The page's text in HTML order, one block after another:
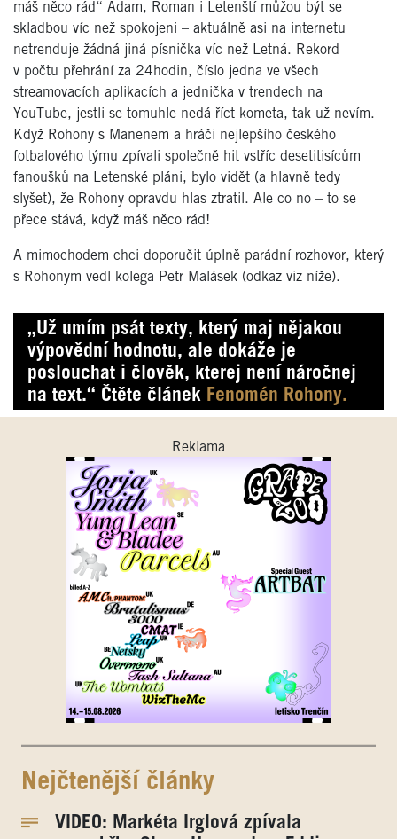
máš něco rád“ Adam, Roman i Letenští můžou být se
skladbou víc než spokojeni – aktuálně asi na internetu
netrenduje žádná jiná písnička víc než Letná. Rekord
v počtu přehrání za 24hodin, číslo jedna ve všech
streamovacích aplikacích a jednička v trendech na
YouTube, jestli se tomuhle nedá říct kometa, tak už nevím.
Když Rohony s Manenem a hráči nejlepšího českého
fotbalového týmu zpívali společně hit vstříc desetitisícům
fanoušků na Letenské pláni, bylo vidět (a hlavně tedy
slyšet), že Rohony opravdu hlas ztratil. Ale co no – to se
přece stává, když máš něco rád!
A mimochodem chci doporučit úplně parádní rozhovor, který
s Rohonym vedl kolega Petr Malásek (odkaz viz níže).
„Už umím psát texty, který maj nějakou
výpovědní hodnotu, ale dokáže je
poslouchat i člověk, kterej není náročnej
na text.“ Čtěte článek Fenomén Rohony.
Reklama
Nejčtenější články
VIDEO: Markéta Irglová zpívala